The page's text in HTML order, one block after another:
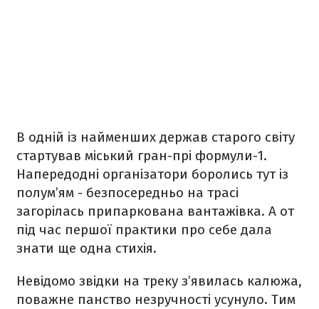
В одній із найменших держав старого світу
стартував міський гран-прі формули-1.
Напередодні організатори боролись тут із
полум’ям - безпосередньо на трасі
загорілась припаркована вантажівка. А от
під час першої практики про себе дала
знати ще одна стихія.
Невідомо звідки на треку з’явилась калюжа,
поважне панство незручності усунуло. Тим